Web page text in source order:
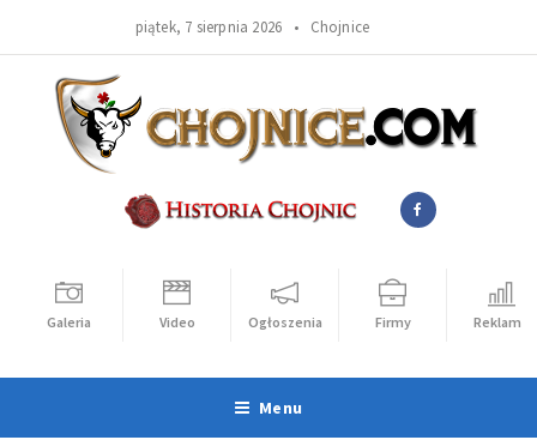
piątek, 7 sierpnia 2026 • Chojnice
Galeria Video Ogłoszenia Firmy Reklama
Menu